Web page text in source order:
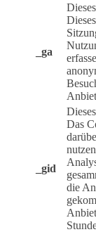
_ga
_gid
Das
die